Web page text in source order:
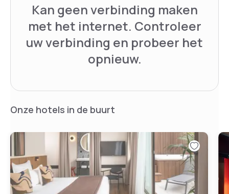
Kan geen verbinding maken
met het internet. Controleer
uw verbinding en probeer het
opnieuw.
Onze hotels in de buurt